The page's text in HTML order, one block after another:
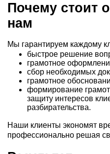
Почему стоит
нам
Мы гарантируем каждому
быстрое решение
грамотное
сбор необходимых
грамотное
формирование
защиту интересов
разбирательства.
Наши клиенты экономят
профессионально решая